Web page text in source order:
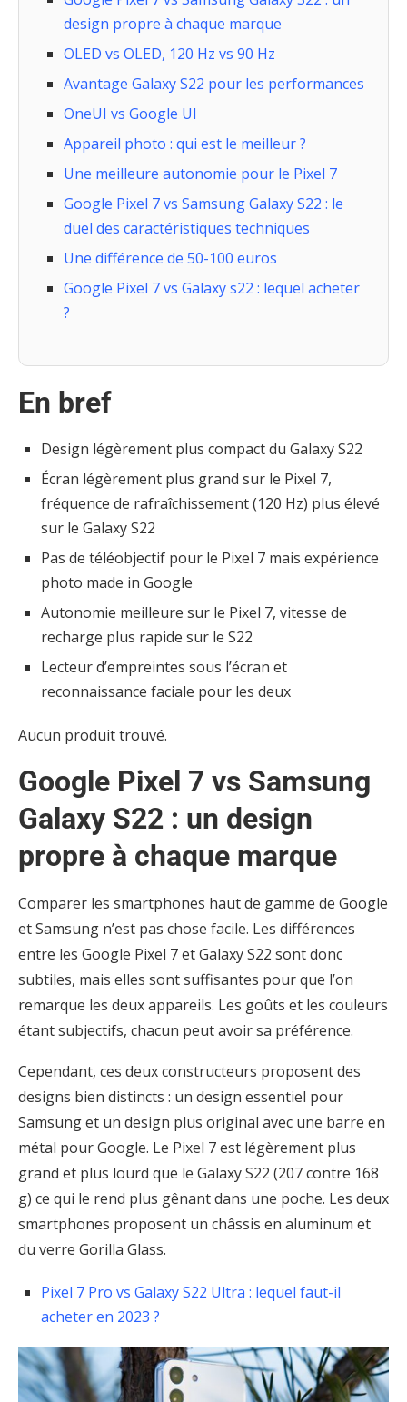
design propre à chaque marque
OLED vs OLED, 120 Hz vs 90 Hz
Avantage Galaxy S22 pour les performances
OneUI vs Google UI
Appareil photo : qui est le meilleur ?
Une meilleure autonomie pour le Pixel 7
Google Pixel 7 vs Samsung Galaxy S22 : le
duel des caractéristiques techniques
Une différence de 50-100 euros
Google Pixel 7 vs Galaxy s22 : lequel acheter
?
En bref
Design légèrement plus compact du Galaxy S22
Écran légèrement plus grand sur le Pixel 7,
fréquence de rafraîchissement (120 Hz) plus élevé
sur le Galaxy S22
Pas de téléobjectif pour le Pixel 7 mais expérience
photo made in Google
Autonomie meilleure sur le Pixel 7, vitesse de
recharge plus rapide sur le S22
Lecteur d’empreintes sous l’écran et
reconnaissance faciale pour les deux
Aucun produit trouvé.
Google Pixel 7 vs Samsung
Galaxy S22 : un design
propre à chaque marque
Comparer les smartphones haut de gamme de Google
et Samsung n’est pas chose facile. Les différences
entre les Google Pixel 7 et Galaxy S22 sont donc
subtiles, mais elles sont suffisantes pour que l’on
remarque les deux appareils. Les goûts et les couleurs
étant subjectifs, chacun peut avoir sa préférence.
Cependant, ces deux constructeurs proposent des
designs bien distincts : un design essentiel pour
Samsung et un design plus original avec une barre en
métal pour Google. Le Pixel 7 est légèrement plus
grand et plus lourd que le Galaxy S22 (207 contre 168
g) ce qui le rend plus gênant dans une poche. Les deux
smartphones proposent un châssis en aluminum et
du verre Gorilla Glass.
Pixel 7 Pro vs Galaxy S22 Ultra : lequel faut-il
acheter en 2023 ?